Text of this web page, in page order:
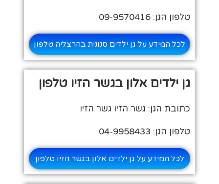
טלפון הגן: 09-9570416
לכל המידע על גן ילדים סנונית בהרצליה טלפון
גן ילדים אלון בגשר הזיו טלפון
כתובת הגן: גשר הזיו גשר הזיו
טלפון הגן: 04-9958433
לכל המידע על גן ילדים אלון בגשר הזיו טלפון